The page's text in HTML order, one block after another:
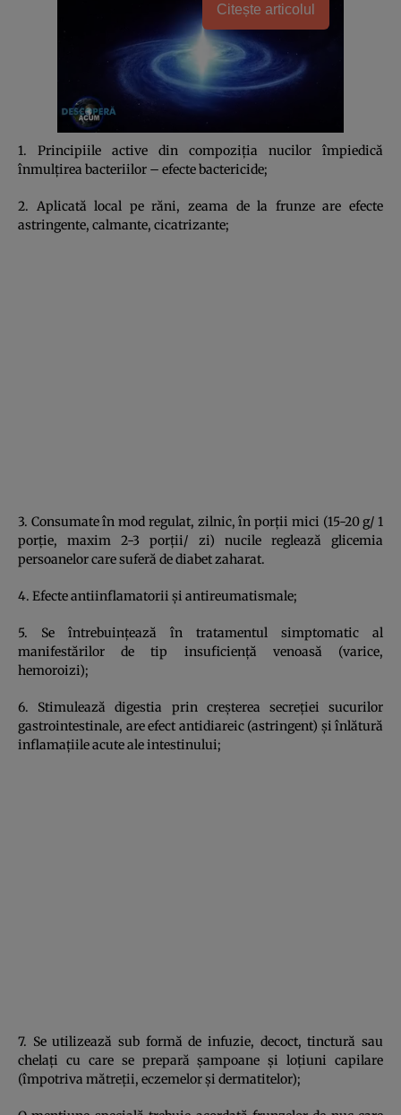
Citește articolul
1. Principiile active din compoziţia nucilor împiedică
înmulţirea bacteriilor – efecte bactericide;
2. Aplicată local pe răni, zeama de la frunze are efecte
astringente, calmante, cicatrizante;
3. Consumate în mod regulat, zilnic, în porţii mici (15-20 g/ 1
porţie, maxim 2-3 porţii/ zi) nucile reglează glicemia
persoanelor care suferă de diabet zaharat.
4. Efecte antiinflamatorii şi antireumatismale;
5. Se întrebuinţează în tratamentul simptomatic al
manifestărilor de tip insuficienţă venoasă (varice,
hemoroizi);
6. Stimulează digestia prin creşterea secreţiei sucurilor
gastrointestinale, are efect antidiareic (astringent) şi înlătură
inflamaţiile acute ale intestinului;
7. Se utilizează sub formă de infuzie, decoct, tinctură sau
chelaţi cu care se prepară şampoane şi loţiuni capilare
(împotriva mătreţii, eczemelor şi dermatitelor);